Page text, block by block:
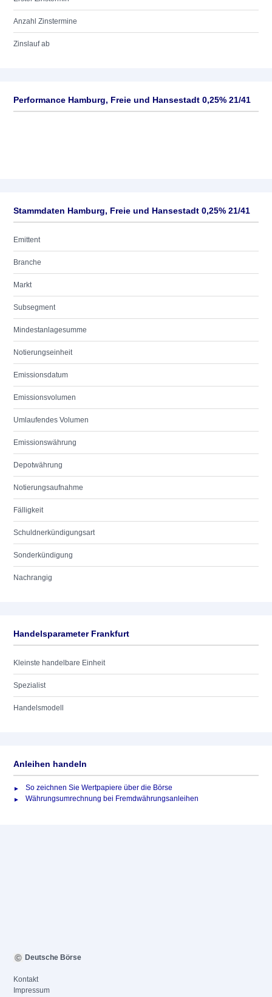
Anzahl Zinstermine
Zinslauf ab
Performance Hamburg, Freie und Hansestadt 0,25% 21/41
Stammdaten Hamburg, Freie und Hansestadt 0,25% 21/41
Emittent
Branche
Markt
Subsegment
Mindestanlagesumme
Notierungseinheit
Emissionsdatum
Emissionsvolumen
Umlaufendes Volumen
Emissionswährung
Depotwährung
Notierungsaufnahme
Fälligkeit
Schuldnerkündigungsart
Sonderkündigung
Nachrangig
Handelsparameter Frankfurt
Kleinste handelbare Einheit
Spezialist
Handelsmodell
Anleihen handeln
So zeichnen Sie Wertpapiere über die Börse
Währungsumrechnung bei Fremdwährungsanleihen
Deutsche Börse
Kontakt
Impressum